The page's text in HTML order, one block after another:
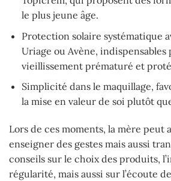
le plus jeune âge.
Protection solaire systématique
Uriage ou Avène,
vieillissement prématuré et
Simplicité dans le maquillage,
la mise en valeur de soi plutôt
Lors de ces moments, la mère peut
enseigner des gestes mais aussi
conseils sur le choix des produits,
régularité, mais aussi sur l’écoute